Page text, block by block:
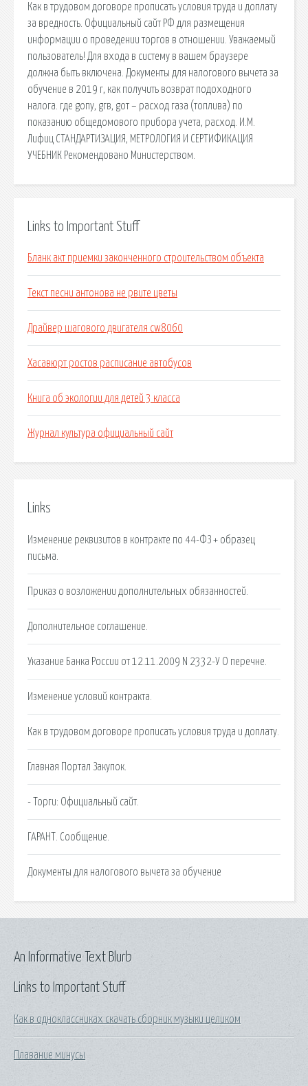
Как в трудовом договоре прописать условия труда и доплату
за вредность. Официальный сайт РФ для размещения
информации о проведении торгов в отношении. Уважаемый
пользователь! Для входа в систему в вашем браузере
должна быть включена. Документы для налогового вычета за
обучение в 2019 г, как получить возврат подоходного
налога. где gопу, gгв, gот – расход газа (топлива) по
показанию общедомового прибора учета, расход. И.М.
Лифиц СТАНДАРТИЗАЦИЯ, МЕТРОЛОГИЯ И СЕРТИФИКАЦИЯ
УЧЕБНИК Рекомендовано Министерством.
Links to Important Stuff
Бланк акт приемки законченного строительством объекта
Текст песни антонова не рвите цветы
Драйвер шагового двигателя cw8060
Хасавюрт ростов расписание автобусов
Книга об экологии для детей 3 класса
Журнал культура официальный сайт
Links
Изменение реквизитов в контракте по 44-ФЗ + образец
письма.
Приказ о возложении дополнительных обязанностей.
Дополнительное соглашение.
Указание Банка России от 12.11.2009 N 2332-У О перечне.
Изменение условий контракта.
Как в трудовом договоре прописать условия труда и доплату.
Главная Портал Закупок.
- Торги: Официальный сайт.
ГАРАНТ. Сообщение.
Документы для налогового вычета за обучение
Links to Important Stuff
Как в одноклассниках скачать сборник музыки целиком
Плавание минусы
An Informative Text Blurb